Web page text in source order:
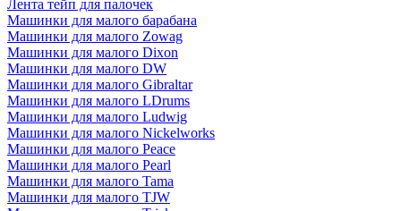
Лента тейп для палочек
Машинки для малого барабана
Машинки для малого Zowag
Машинки для малого Dixon
Машинки для малого DW
Машинки для малого Gibraltar
Машинки для малого LDrums
Машинки для малого Ludwig
Машинки для малого Nickelworks
Машинки для малого Peace
Машинки для малого Pearl
Машинки для малого Tama
Машинки для малого TJW